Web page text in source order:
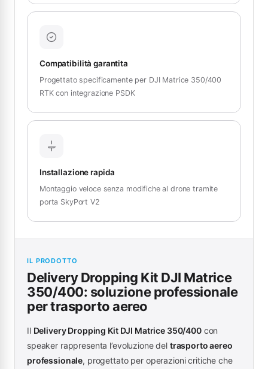
Compatibilità garantita
Progettato specificamente per DJI Matrice 350/400
RTK con integrazione PSDK
Installazione rapida
Montaggio veloce senza modifiche al drone tramite
porta SkyPort V2
IL PRODOTTO
Delivery Dropping Kit DJI Matrice
350/400: soluzione professionale
per trasporto aereo
Il Delivery Dropping Kit DJI Matrice 350/400con
speaker rappresenta l’evoluzione del trasporto aereo
professionale, progettato per operazioni critiche che